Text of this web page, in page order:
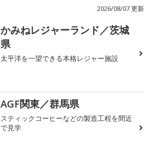
2026/08/07 更新
かみねレジャーランド／茨城
県
太平洋を一望できる本格レジャー施設
AGF関東／群馬県
スティックコーヒーなどの製造工程を間近
で見学